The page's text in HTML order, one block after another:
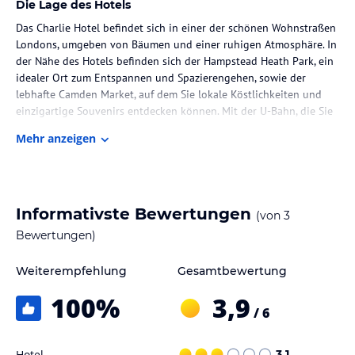
Die Lage des Hotels
Das Charlie Hotel befindet sich in einer der schönen Wohnstraßen
Londons, umgeben von Bäumen und einer ruhigen Atmosphäre. In
der Nähe des Hotels befinden sich der Hampstead Heath Park, ein
idealer Ort zum Entspannen und Spazierengehen, sowie der
lebhafte Camden Market, auf dem Sie lokale Köstlichkeiten und
einzigartige Souvenirs entdecken können. Mit der U-Bahn, die Sie
in die pulsierende Innenstadt von London.
erschwinglichen Preisen. Die Zimmer sind gemütlich eingerichtet
und bieten alles, was Sie für einen angenehmen Aufenthalt
Im Charlie Hotel wird ein leckeres Frühstück angeboten, damit Sie
gestärkt in den Tag starten können. In der Umgebung finden Sie
Mehr anzeigen
Informativste Bewertungen (von 3
Bewertungen)
Weiterempfehlung
100%
Gesamtbewertung
3,9 / 6